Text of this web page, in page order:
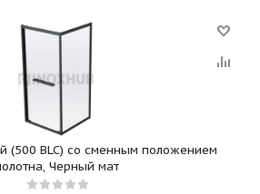
(500 BLC) со сменным положением
Черный мат